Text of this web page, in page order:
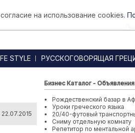
STYLE РУССКОГОВОРЯЩАЯ
Бизнес Каталог - Объявления
Рождественский базар в
Уроки греческого языка
20/40-футовый
Сниму отдельную комнату
Репетитор по ментальной
на использование cookies.